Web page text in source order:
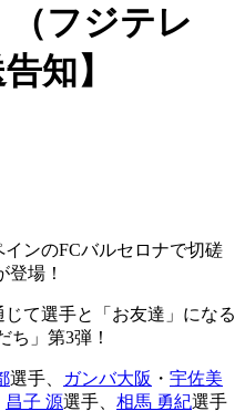
（フジテレ
知】
ンのFCバルセロナで切磋
場！
て選手と「お友達」になる
ち」第3弾！
選手、 ガンバ大阪 ・ 宇佐美
昌子 源選手、 相馬 勇紀選手